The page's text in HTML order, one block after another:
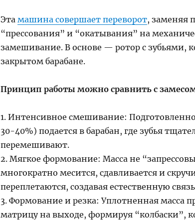
Эта машина совершает переворот, заменяя
“прессования” и “окатывания” на
замешивание. В основе — ротор с зубьями,
закрытом барабане.
Принцип работы можно сравнить с замесом
1. Интенсивное смешивание:
30-40%) подается в барабан, где зубья
перемешивают.
2. Мягкое формование: Масса не
многократно месится, сдавливается и
переплетаются, создавая естественную
3. Формование и резка: Уплотненная масса
матрицу на выходе, формируя “колбаски”,